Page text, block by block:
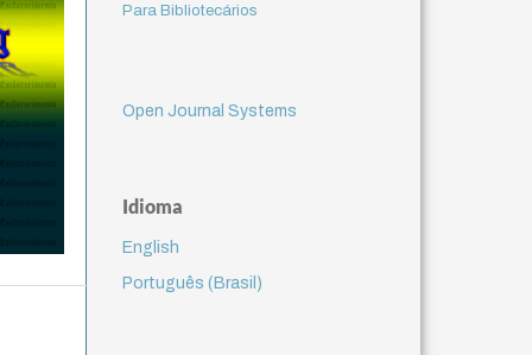
Para Bibliotecários
Open Journal Systems
Idioma
English
Português (Brasil)